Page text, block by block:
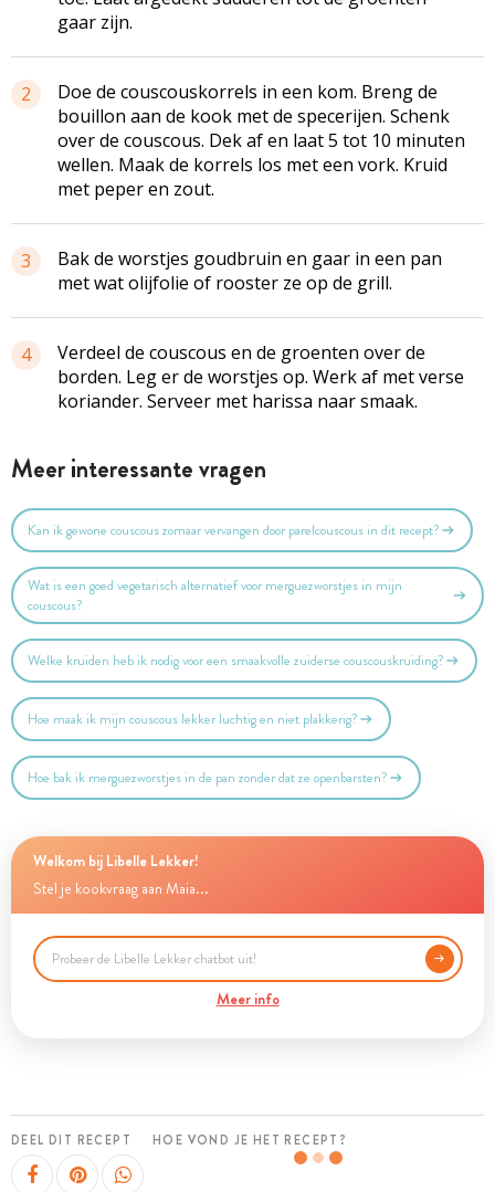
gaar zijn.
2
Doe de couscouskorrels in een kom. Breng de
bouillon aan de kook met de specerijen. Schenk
over de couscous. Dek af en laat 5 tot 10 minuten
wellen. Maak de korrels los met een vork. Kruid
met peper en zout.
3
Bak de worstjes goudbruin en gaar in een pan
met wat olijfolie of rooster ze op de grill.
4
Verdeel de couscous en de groenten over de
borden. Leg er de worstjes op. Werk af met verse
koriander. Serveer met harissa naar smaak.
Meer interessante vragen
Kan ik gewone couscous zomaar vervangen door parelcouscous in dit recept?
Wat is een goed vegetarisch alternatief voor merguezworstjes in mijn
couscous?
Welke kruiden heb ik nodig voor een smaakvolle zuiderse couscouskruiding?
Hoe maak ik mijn couscous lekker luchtig en niet plakkerig?
Hoe bak ik merguezworstjes in de pan zonder dat ze openbarsten?
Welkom bij Libelle Lekker!
Stel je kookvraag aan Maia...
Meer info
DEEL DIT RECEPT HOE VOND JE HET RECEPT?